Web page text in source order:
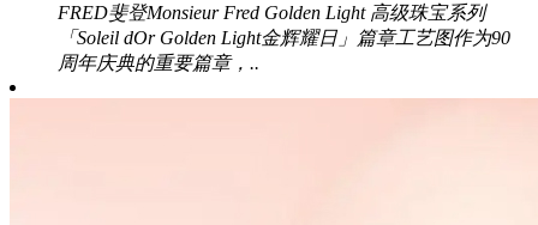
FRED斐登Monsieur Fred Golden Light 高级珠宝系列
「Soleil dOr Golden Light金辉耀日」篇章工艺图作为90
周年庆典的重要篇章，..